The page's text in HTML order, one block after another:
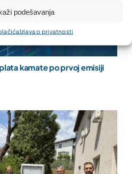
podešavanja
Izjava o privatnosti
kamate po prvoj emisiji